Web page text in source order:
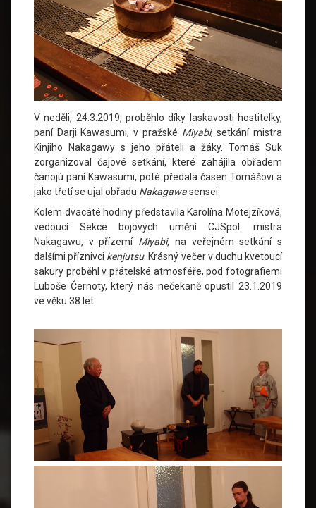
V neděli, 24.3.2019, proběhlo díky laskavosti hostitelky,
paní Darji Kawasumi, v pražské Miyabi, setkání mistra
Kinjiho Nakagawy s jeho přáteli a žáky. Tomáš Suk
zorganizoval čajové setkání, které zahájila obřadem
čanojú paní Kawasumi, poté předala časen Tomášovi a
jako třetí se ujal obřadu Nakagawasensei.
Kolem dvacáté hodiny představila Karolína Motejzíková,
vedoucí Sekce bojových umění CJSpol. mistra
Nakagawu, v přízemí Miyabi, na veřejném setkání s
dalšími příznivci kenjutsu. Krásný večer v duchu kvetoucí
sakury proběhl v přátelské atmosféře, pod fotografiemi
Luboše Černoty, který nás nečekaně opustil 23.1.2019
ve věku 38 let.